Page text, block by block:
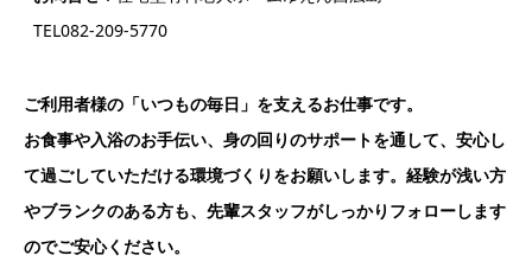
TEL082-209-5770
ご利用者様の「いつもの毎日」を支えるお仕事です。
お食事や入浴のお手伝い、身の回りのサポートを通して、安心し
て過ごしていただける環境づくりをお願いします。経験が浅い方
やブランクのある方も、先輩スタッフがしっかりフォローします
のでご安心ください。